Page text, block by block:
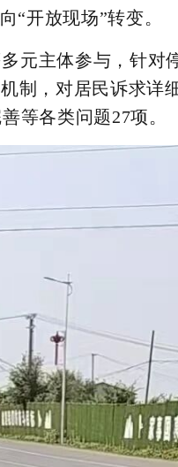
“开放现场”转变。
元主体参与，针对
制，对居民诉求详
等各类问题27项。